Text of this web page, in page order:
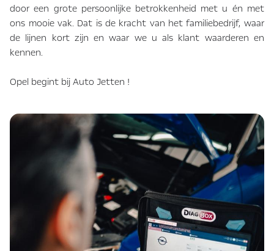
door een grote persoonlijke betrokkenheid met u én met
ons mooie vak. Dat is de kracht van het familiebedrijf, waar
de lijnen kort zijn en waar we u als klant waarderen en
kennen.
Opel begint bij Auto Jetten !